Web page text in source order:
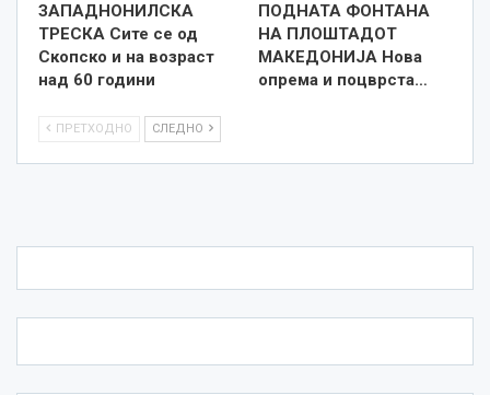
ЗАПАДНОНИЛСКА
ТРЕСКА Сите се од
Скопско и на возраст
над 60 години
ПОДНАТА ФОНТАНА
НА ПЛОШТАДОТ
МАКЕДОНИЈА Нова
опрема и поцврста…
ПРЕТХОДНО СЛЕДНО